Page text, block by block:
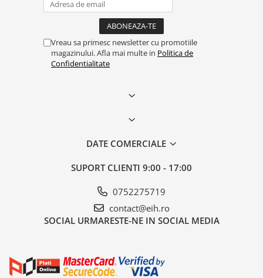
Vreau sa primesc newsletter cu promotiile
magazinului. Afla mai multe in Politica de
Confidentialitate
DATE COMERCIALE
SUPORT CLIENTI 9:00 - 17:00
0752275719
contact@eih.ro
SOCIAL URMARESTE-NE IN SOCIAL MEDIA